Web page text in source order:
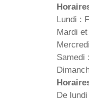
Lundi :
Mardi
Samedi
De